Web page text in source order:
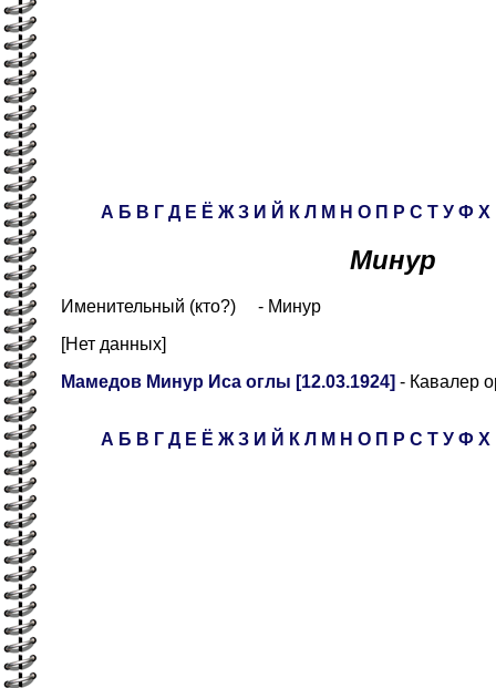
А Б В Г Д Е Ё Ж З И Й К Л М Н О П Р С Т У Ф Х
Минур
Именительный (кто?) - Минур
[Нет данных]
Мамедов Минур Иса оглы [12.03.1924] - Кавалер
А Б В Г Д Е Ё Ж З И Й К Л М Н О П Р С Т У Ф Х